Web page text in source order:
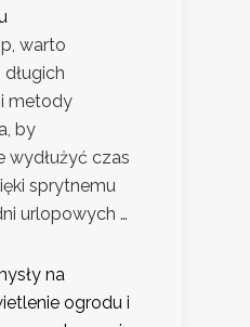
warto
metody
by
wydłużyć czas
sprytnemu
urlopowych …
na
ogrodu i